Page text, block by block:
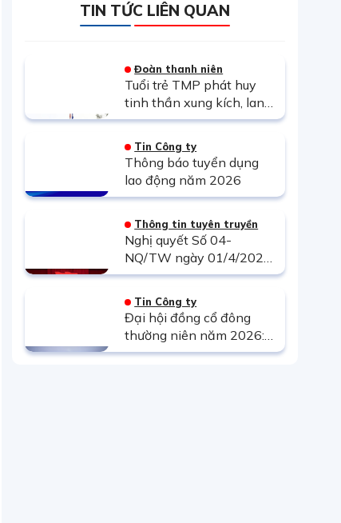
TIN TỨC LIÊN QUAN
Đoàn thanh niên
Tuổi trẻ TMP phát huy
tinh thần xung kích, lan
tỏa Xuân gắn kết – Tết
Tin Công ty
Thông báo tuyển dụng
lao động năm 2026
Thông tin tuyên truyền
Nghị quyết Số 04-
NQ/TW ngày 01/4/2026
Hội nghị lần thứ hai Ban
Đảng khóa XIV về tiếp
tục tăng cường sự lãnh
đạo của Đảng đối với
Tin Công ty
Đại hội đồng cổ đông
thường niên năm 2026:
TMP quyết tâm hoàn